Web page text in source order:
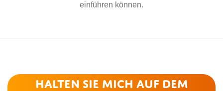
einführen können.
Halten Sie mich auf dem